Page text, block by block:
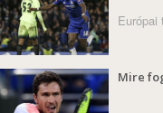
Európai
Mire